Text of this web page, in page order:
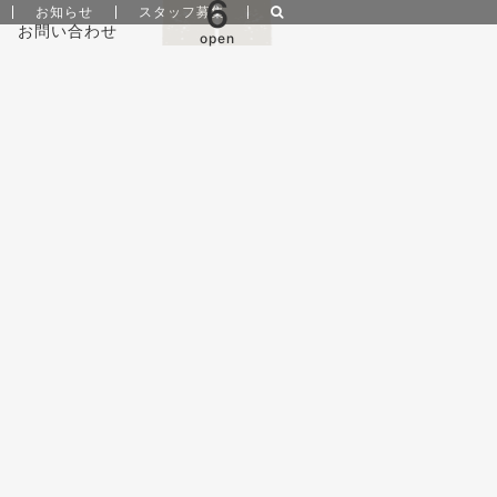
お知らせ スタッフ募集
6
open
お問い合わせ